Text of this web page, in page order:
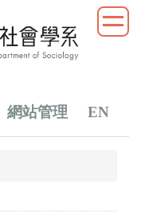
網站管理 EN